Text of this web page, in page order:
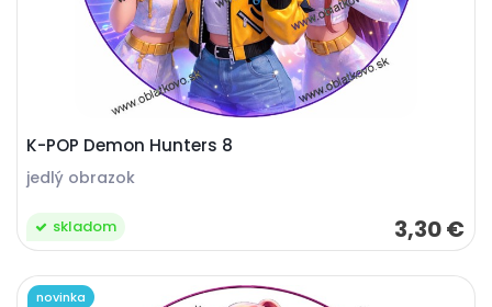
K-POP Demon Hunters 8
jedlý obrazok
3,30 €
skladom
novinka